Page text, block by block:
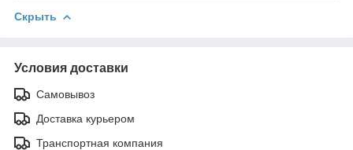
Скрыть
Условия доставки
Самовывоз
Доставка курьером
Транспортная компания